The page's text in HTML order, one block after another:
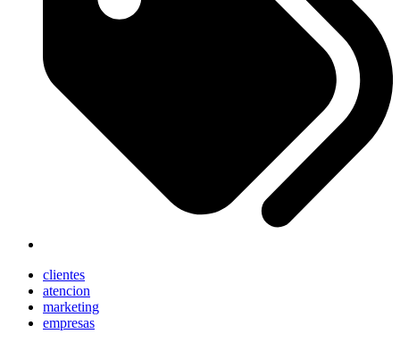
clientes
atencion
marketing
empresas